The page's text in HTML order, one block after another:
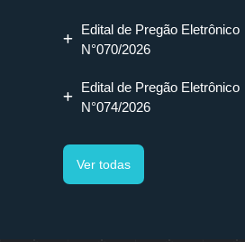
Edital de Pregão Eletrônico
N°070/2026
Edital de Pregão Eletrônico
N°074/2026
Ver todas